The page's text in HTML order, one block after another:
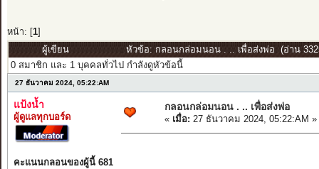
หน้า: [ 1]
ผู้เขียน
หัวข้อ: กลอนกล่อมนอน . .. เพื่อส่งพ่อ (อ่าน
0 สมาชิก และ 1 บุคคลทั่วไป กำลังดูหัวข้อนี้
27 ธันวาคม 2024, 05:22:AM
แป้งน้ำ
ผู้ดูแลทุกบอร์ด
คะแนนกลอนของผู้นี้ 681
กลอนกล่อมนอน . .. เพื่อส่งพ่อ
« เมื่อ: 27 ธันวาคม 2024, 05:22:AM »